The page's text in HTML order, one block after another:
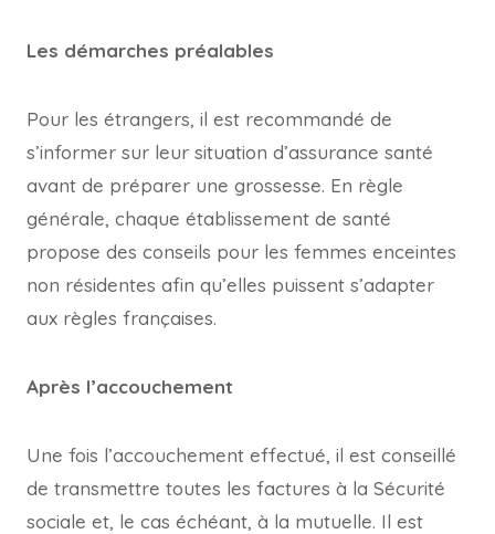
Les démarches préalables
Pour les étrangers, il est recommandé de
s’informer sur leur situation d’assurance santé
avant de préparer une grossesse. En règle
générale, chaque établissement de santé
propose des conseils pour les femmes enceintes
non résidentes afin qu’elles puissent s’adapter
aux règles françaises.
Après l’accouchement
Une fois l’accouchement effectué, il est conseillé
de transmettre toutes les factures à la Sécurité
sociale et, le cas échéant, à la mutuelle. Il est